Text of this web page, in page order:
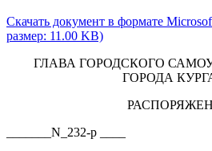
Скачать документ в формате
размер: 11.00 KB)
ГЛАВА ГОРОДСКОГО
ГОРОДА
_______N_232-р ____